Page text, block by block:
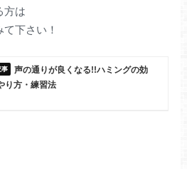
方は
下さい！
声の通りが良くなる!!ハミングの効
り方・練習法